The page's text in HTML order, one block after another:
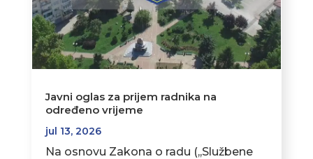
Javni oglas za prijem radnika na
određeno vrijeme
jul 13, 2026
Na osnovu Zakona o radu (,,Službene